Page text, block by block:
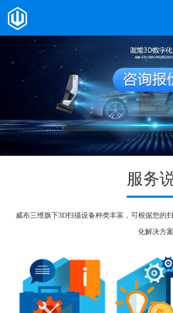
服务
威布三维旗下3D扫描设备种类丰富，可根据您的
化解决方案